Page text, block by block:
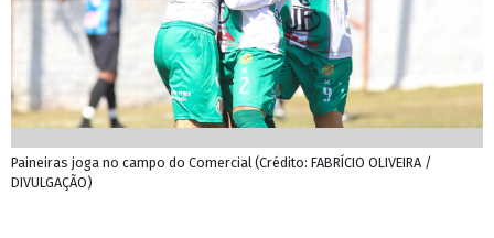
Paineiras joga no campo do Comercial (Crédito: FABRÍCIO OLIVEIRA /
DIVULGAÇÃO)